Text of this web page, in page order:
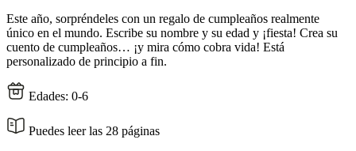
Este año, sorpréndeles con un regalo de cumpleaños realmente
único en el mundo. Escribe su nombre y su edad y ¡fiesta! Crea su
cuento de cumpleaños… ¡y mira cómo cobra vida! Está
personalizado de principio a fin.
Edades: 0-6
Puedes leer las 28 páginas